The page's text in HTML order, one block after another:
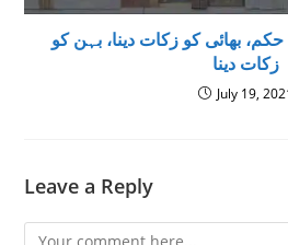
بھائی کو زکات دینا، بہن کو
زکات دینا
July 19,
Leave a Reply
Comment